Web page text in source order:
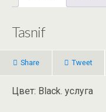
Tasnif
Share Tweet
Цвет: Black. услуга